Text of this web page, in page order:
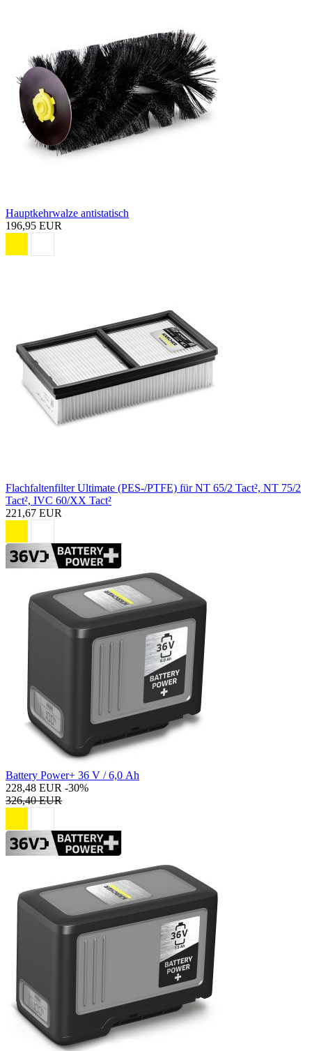
Hauptkehrwalze antistatisch
196,95 EUR
Flachfaltenfilter Ultimate (PES-/PTFE) für NT 65/2 Tact², NT 75/2
Tact², IVC 60/XX Tact²
221,67 EUR
Battery Power+ 36 V / 6,0 Ah
228,48 EUR -30%
326,40 EUR